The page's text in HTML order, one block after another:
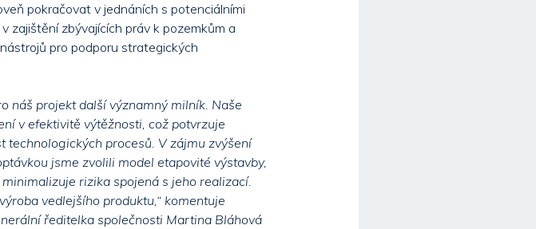
pokračovat v jednáních s potenciálními
zajištění zbývajících práv k pozemkům a
pro podporu strategických
náš projekt další významný milník. Naše
v efektivitě výtěžnosti, což potvrzuje
procesů. V zájmu zvýšení
jsme zvolili model etapovité výstavby,
rizika spojená s jeho realizací.
vedlejšího produktu,“ komentuje
ředitelka společnosti Martina Bláhová